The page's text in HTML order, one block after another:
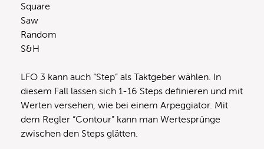
Square
Saw
Random
S&H
LFO 3 kann auch “Step” als Taktgeber wählen. In
diesem Fall lassen sich 1-16 Steps definieren und mit
Werten versehen, wie bei einem Arpeggiator. Mit
dem Regler “Contour” kann man Wertesprünge
zwischen den Steps glätten.